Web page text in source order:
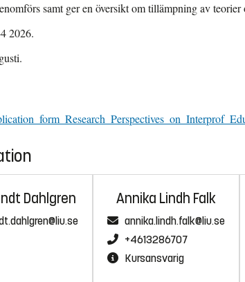
samt ger en översikt om tillämpning av
2026.
Dahlgren Annika Lindh Falk
annika.lindh.falk@liu.se
+4613286707
Kursansvarig